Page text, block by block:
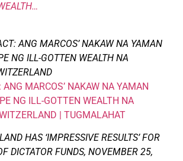
ANG MARCOS’ NAKAW NA YAMAN
NG ILL-GOTTEN WEALTH NA
ANG MARCOS’ NAKAW NA YAMAN
NG ILL-GOTTEN WEALTH NA
| TUGMALAHAT
HAS ‘IMPRESSIVE RESULTS’ FOR
DICTATOR FUNDS, NOVEMBER 25,